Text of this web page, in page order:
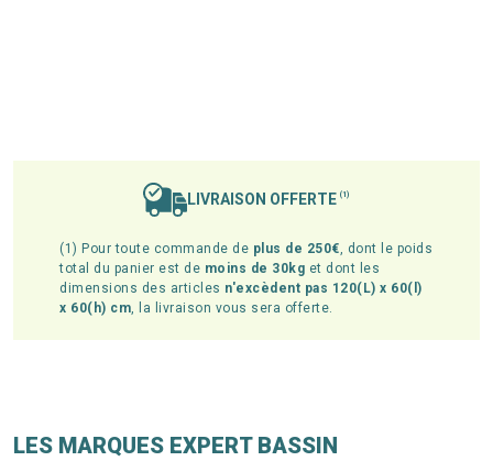
LIVRAISON OFFERTE (1)
(1) Pour toute commande de plus de 250€, dont le poids
total du panier est de moins de 30kg et dont les
dimensions des articles n'excèdent pas 120(L) x 60(l)
x 60(h) cm, la livraison vous sera offerte.
LES MARQUES EXPERT BASSIN